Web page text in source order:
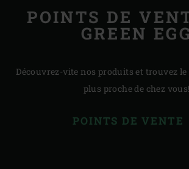
POINTS DE
GREEN EGG
Découvrez-vite nos produits et trouvez le
plus proche de chez vous!
POINTS DE VENTE